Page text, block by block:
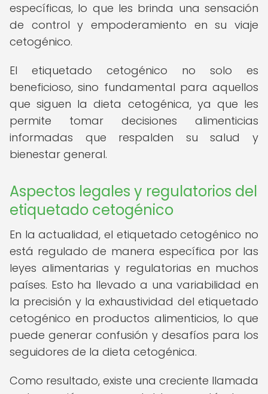
específicas, lo que les brinda una sensación
de control y empoderamiento en su viaje
cetogénico.
El etiquetado cetogénico no solo es
beneficioso, sino fundamental para aquellos
que siguen la dieta cetogénica, ya que les
permite tomar decisiones alimenticias
informadas que respalden su salud y
bienestar general.
Aspectos legales y regulatorios del
etiquetado cetogénico
En la actualidad, el etiquetado cetogénico no
está regulado de manera específica por las
leyes alimentarias y regulatorias en muchos
países. Esto ha llevado a una variabilidad en
la precisión y la exhaustividad del etiquetado
cetogénico en productos alimenticios, lo que
puede generar confusión y desafíos para los
seguidores de la dieta cetogénica.
Como resultado, existe una creciente llamada